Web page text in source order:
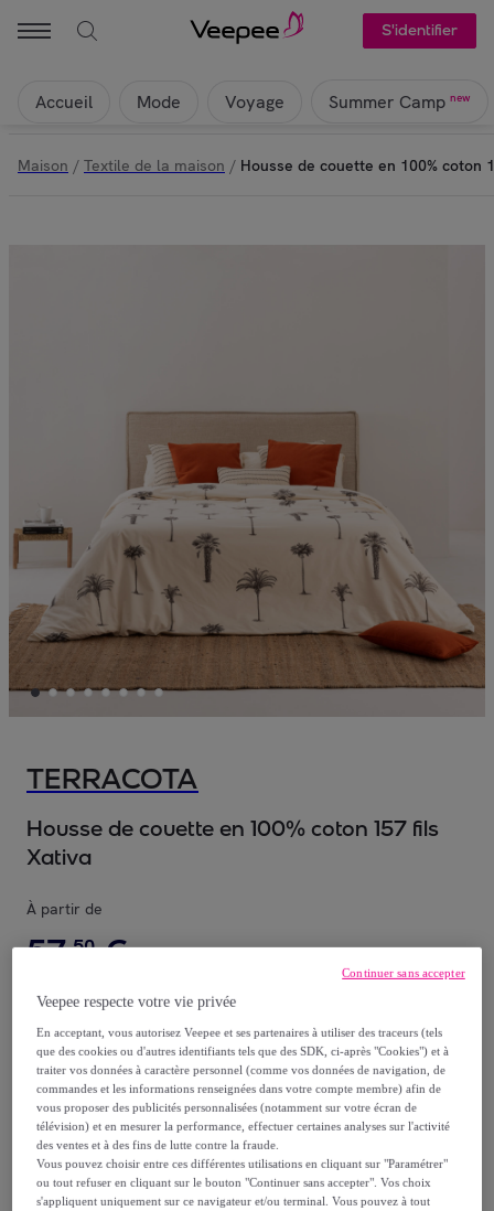
S'identifier
Accueil Mode Voyage Summer Camp new
Maison / Textile de la maison / Housse de couette en 100% coton
TERRACOTA
Housse de couette en 100% coton 157 fils
Xativa
À partir de
57,50 €
117,99 €
-51
Vendu parMuaré
Livraison
Veepee respecte votre vie privée
En acceptant, vous autorisez Veepee et ses partenaires à utiliser des traceurs (tels
que des cookies ou d'autres identifiants tels que des SDK, ci-après "Cookies") et à
traiter vos données à caractère personnel (comme vos données de navigation, de
commandes et les informations renseignées dans votre compte membre) afin de
vous proposer des publicités personnalisées (notamment sur votre écran de
télévision) et en mesurer la performance, effectuer certaines analyses sur l'activité
des ventes et à des fins de lutte contre la fraude.
Vous pouvez choisir entre ces différentes utilisations en cliquant sur "Paramétrer"
ou tout refuser en cliquant sur le bouton "Continuer sans accepter". Vos choix
s'appliquent uniquement sur ce navigateur et/ou terminal. Vous pouvez à tout
Continuer sans accepter